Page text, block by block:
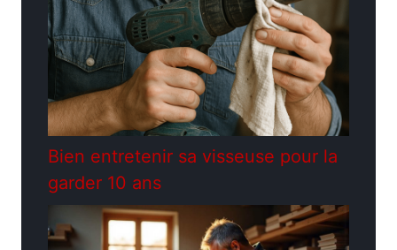
Bien entretenir sa visseuse pour la
garder 10 ans